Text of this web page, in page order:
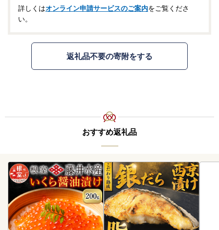
詳しくはオンライン申請サービスのご案内をご覧くださ
い。
返礼品不要の寄附をする
おすすめ返礼品